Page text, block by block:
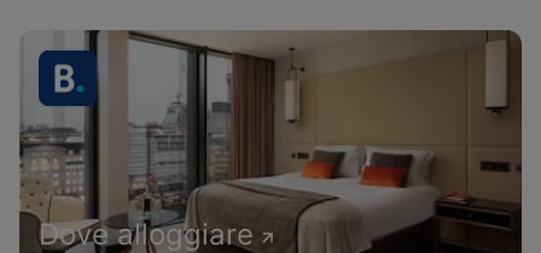
Dove alloggiare